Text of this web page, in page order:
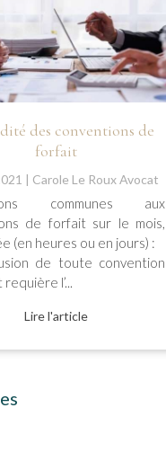
des conventions de
forfait
Carole Le Roux Avocat
communes aux
de forfait sur le mois,
(en heures ou en jours) :
de toute convention
l’...
Lire l'article